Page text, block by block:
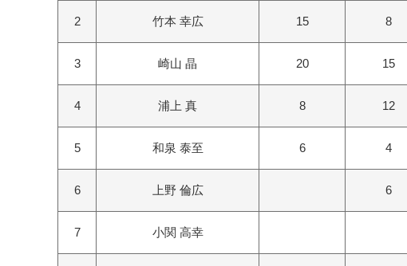
2 竹本 幸広 15 8
3 崎山 晶 20 15
4 浦上 真 8 12
5 和泉 泰至 6 4
6 上野 倫広 6
7 小関 高幸